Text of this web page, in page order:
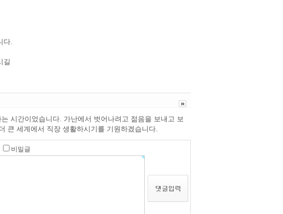
다.
길
시간이었습니다. 가난에서 벗어나려고 젊음을 보내고 보
큰 세계에서 직장 생활하시기를 기원하겠습니다.
비밀글